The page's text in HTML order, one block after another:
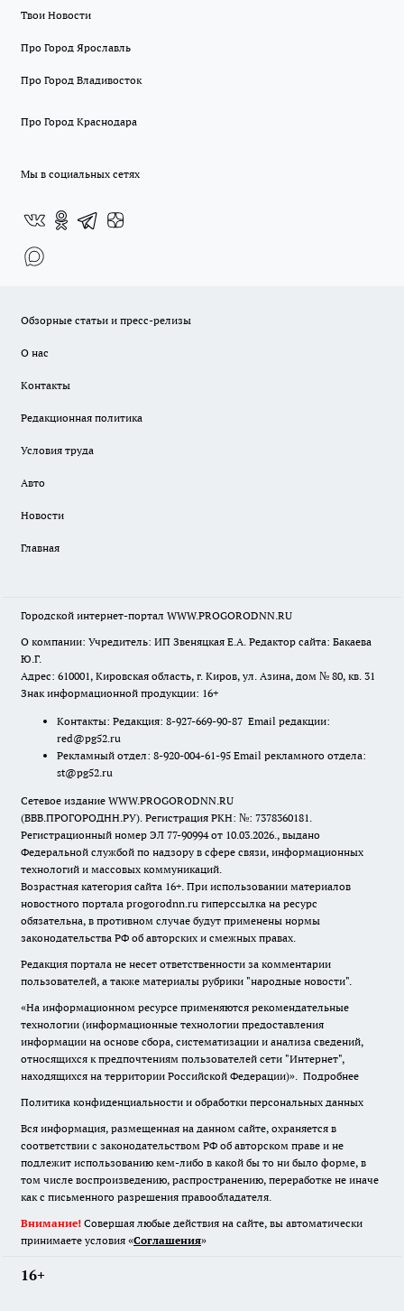
Твои Новости
Про Город Ярославль
Про Город Владивосток
Про Город Краснодара
Мы в социальных сетях
Обзорные статьи и пресс-релизы
О нас
Контакты
Редакционная политика
Условия труда
Авто
Новости
Главная
Городской интернет-портал WWW.PROGORODNN.RU
О компании: Учредитель: ИП Звеняцкая Е.А. Редактор сайта: Бакаева
Ю.Г.
Адрес: 610001, Кировская область, г. Киров, ул. Азина, дом № 80, кв. 31
Знак информационной продукции: 16+
Контакты: Редакция: 8-927-669-90-87 Email редакции:
red@pg52.ru
Рекламный отдел: 8-920-004-61-95 Email рекламного отдела:
st@pg52.ru
Сетевое издание WWW.PROGORODNN.RU
(ВВВ.ПРОГОРОДНН.РУ). Регистрация РКН: №: 7378360181.
Регистрационный номер ЭЛ 77-90994 от 10.03.2026., выдано
Федеральной службой по надзору в сфере связи, информационных
технологий и массовых коммуникаций.
Возрастная категория сайта 16+. При использовании материалов
новостного портала progorodnn.ru гиперссылка на ресурс
обязательна, в противном случае будут применены нормы
законодательства РФ об авторских и смежных правах.
Редакция портала не несет ответственности за комментарии
пользователей, а также материалы рубрики "народные новости".
«На информационном ресурсе применяются рекомендательные
технологии (информационные технологии предоставления
информации на основе сбора, систематизации и анализа сведений,
относящихся к предпочтениям пользователей сети "Интернет",
находящихся на территории Российской Федерации)». Подробнее
Политика конфиденциальности и обработки персональных данных
Вся информация, размещенная на данном сайте, охраняется в
соответствии с законодательством РФ об авторском праве и не
подлежит использованию кем-либо в какой бы то ни было форме, в
том числе воспроизведению, распространению, переработке не иначе
как с письменного разрешения правообладателя.
Внимание! Совершая любые действия на сайте, вы автоматически
принимаете условия «Cоглашения»
16+